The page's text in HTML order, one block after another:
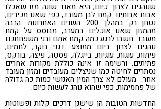
שנוהגים לצרוך כיום, היא מאוד שונה מזו שאכלו
אבות אבותינו. קמח לבן מעובד, כפי שאנו מכירים,
נטחן רק במהלך 200 השנים האחרונות. הרבה
מהמזון שאנו אוכלים במערב, מבוסס על קמח
מעובד. חשבו לרגע כמה קמח אתם ובני משפחתכם
נוהגים לצרוך ביום ממוצע. דגני בוקר, לחמים,
פיתות, עוגות, עוגיות, בייגלה, פסטה, פיצה, בורקס,
פתיתים. ורשימה זו אינה כוללת מקורות אחרים
נסתרים לחיטה כמו שניצלים מעובדים ומזון מעובד
אחר. מעולם לא צרך המין האנושי כמות כה גדולה
של פחמימות, כפי שהוא נוהג לעשות כיום.
החדשות הטובות הן שישנן דרכים קלות ופשוטות